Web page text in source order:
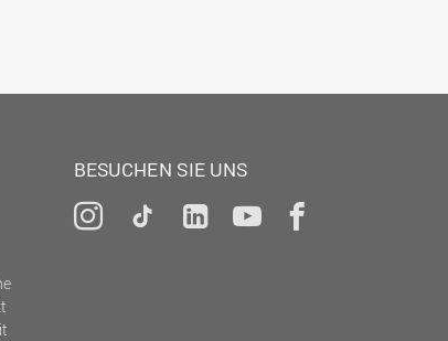
BESUCHEN SIE UNS
Instagram
TiktokLinkedInYouTube